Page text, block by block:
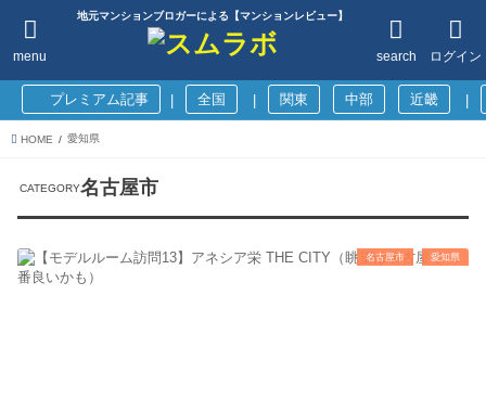
地元マンションブロガーによる【マンションレビュー】
ログイン
search
menu
プレミアム記事 全国 関東 中部 近畿
HOME 愛知県
名古屋市
名古屋市 愛知県